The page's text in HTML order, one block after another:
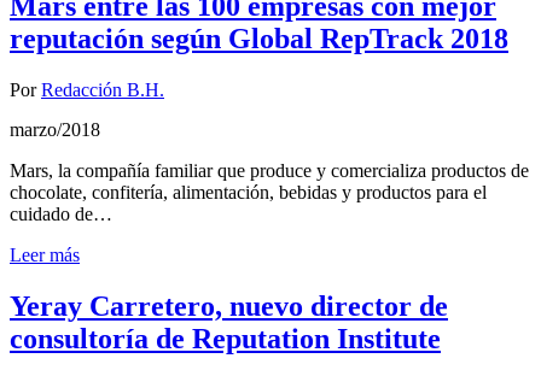
Mars entre las 100 empresas con mejor
reputación según Global RepTrack 2018
PorRedacción B.H.
marzo/2018
Mars, la compañía familiar que produce y comercializa productos de
chocolate, confitería, alimentación, bebidas y productos para el
cuidado de…
Leer más
Yeray Carretero, nuevo director de
consultoría de Reputation Institute